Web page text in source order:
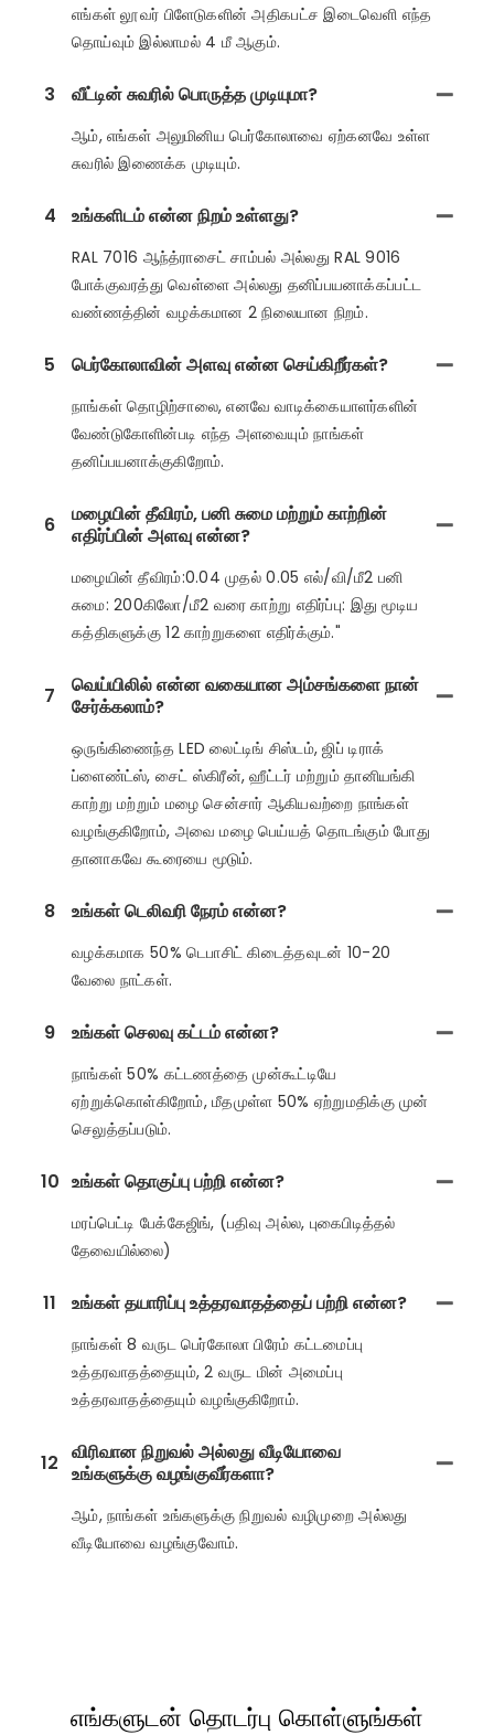
எங்கள் லூவர் பிளேடுகளின் அதிகபட்ச இடைவெளி எந்த
தொய்வும் இல்லாமல் 4 மீ ஆகும்.
3 வீட்டின் சுவரில் பொருத்த முடியுமா?
ஆம், எங்கள் அலுமினிய பெர்கோலாவை ஏற்கனவே உள்ள
சுவரில் இணைக்க முடியும்.
4 உங்களிடம் என்ன நிறம் உள்ளது?
RAL 7016 ஆந்த்ராசைட் சாம்பல் அல்லது RAL 9016
போக்குவரத்து வெள்ளை அல்லது தனிப்பயனாக்கப்பட்ட
வண்ணத்தின் வழக்கமான 2 நிலையான நிறம்.
5 பெர்கோலாவின் அளவு என்ன செய்கிறீர்கள்?
நாங்கள் தொழிற்சாலை, எனவே வாடிக்கையாளர்களின்
வேண்டுகோளின்படி எந்த அளவையும் நாங்கள்
தனிப்பயனாக்குகிறோம்.
6
மழையின் தீவிரம், பனி சுமை மற்றும் காற்றின்
எதிர்ப்பின் அளவு என்ன?
மழையின் தீவிரம்:0.04 முதல் 0.05 எல்/வி/மீ2 பனி
சுமை: 200கிலோ/மீ2 வரை காற்று எதிர்ப்பு: இது மூடிய
கத்திகளுக்கு 12 காற்றுகளை எதிர்க்கும்."
7
வெய்யிலில் என்ன வகையான அம்சங்களை நான்
சேர்க்கலாம்?
ஒருங்கிணைந்த LED லைட்டிங் சிஸ்டம், ஜிப் டிராக்
ப்ளைண்ட்ஸ், சைட் ஸ்கிரீன், ஹீட்டர் மற்றும் தானியங்கி
காற்று மற்றும் மழை சென்சார் ஆகியவற்றை நாங்கள்
வழங்குகிறோம், அவை மழை பெய்யத் தொடங்கும் போது
தானாகவே கூரையை மூடும்.
8 உங்கள் டெலிவரி நேரம் என்ன?
வழக்கமாக 50% டெபாசிட் கிடைத்தவுடன் 10-20
வேலை நாட்கள்.
9 உங்கள் செலவு கட்டம் என்ன?
நாங்கள் 50% கட்டணத்தை முன்கூட்டியே
ஏற்றுக்கொள்கிறோம், மீதமுள்ள 50% ஏற்றுமதிக்கு முன்
செலுத்தப்படும்.
10 உங்கள் தொகுப்பு பற்றி என்ன?
மரப்பெட்டி பேக்கேஜிங், (பதிவு அல்ல, புகைபிடித்தல்
தேவையில்லை)
11 உங்கள் தயாரிப்பு உத்தரவாதத்தைப் பற்றி என்ன?
நாங்கள் 8 வருட பெர்கோலா பிரேம் கட்டமைப்பு
உத்தரவாதத்தையும், 2 வருட மின் அமைப்பு
உத்தரவாதத்தையும் வழங்குகிறோம்.
12 விரிவான நிறுவல் அல்லது வீடியோவை
உங்களுக்கு வழங்குவீர்களா?
ஆம், நாங்கள் உங்களுக்கு நிறுவல் வழிமுறை அல்லது
வீடியோவை வழங்குவோம்.
எங்களுடன் தொடர்பு கொள்ளுங்கள்